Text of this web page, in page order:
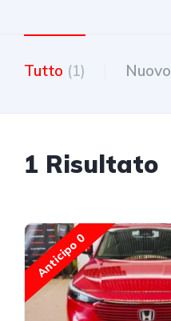
Tutto (1) Nuovo
1 Risultato
Anticipo 0